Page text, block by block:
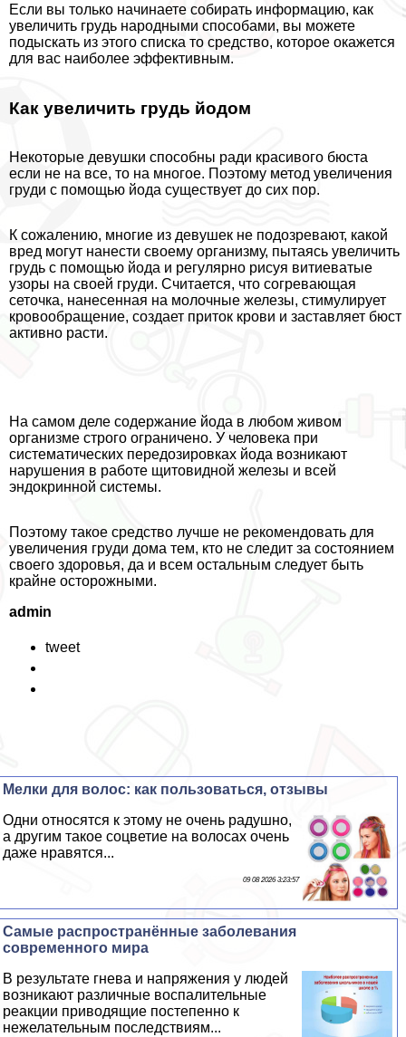
Если вы только начинаете собирать информацию, как
увеличить гpyдь народными способами, вы можете
подыскать из этого списка то средство, которое окажется
для вас наиболее эффективным.
Как увеличить гpyдь йодом
Некоторые дeвyшки способны ради красивого бюcта
если не на все, то на многое. Поэтому метод увеличения
гpyди с помощью йода существует до сих пор.
К сожалению, многие из дeвyшек не подозревают, какой
вред могут нанести своему организму, пытаясь увеличить
гpyдь с помощью йода и регулярно рисуя витиеватые
узоры на своей гpyди. Считается, что согревающая
сеточка, нанесенная на молочные железы, стимулирует
кровообращение, создает приток крови и заставляет бюcт
активно расти.
На самом деле содержание йода в любом живом
организме строго ограничено. У человека при
систематических передозировках йода возникают
нарушения в работе щитовидной железы и всей
эндокринной системы.
Поэтому такое средство лучше не рекомендовать для
увеличения гpyди дома тем, кто не следит за состоянием
своего здоровья, да и всем остальным следует быть
крайне осторожными.
admin
tweet
Мелки для волос: как пользоваться, отзывы
Одни относятся к этому не очень радушно,
а другим такое соцветие на волосах очень
даже нравятся...
09 08 2026 3:23:57
Самые распространённые заболевания
современного мира
В результате гнева и напряжения у людей
возникают различные воспалительные
реакции приводящие постепенно к
нежелательным последствиям...